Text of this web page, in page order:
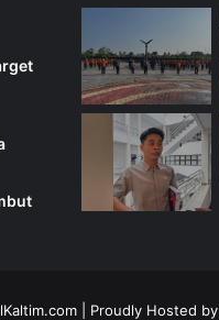
| Proudly Hosted by